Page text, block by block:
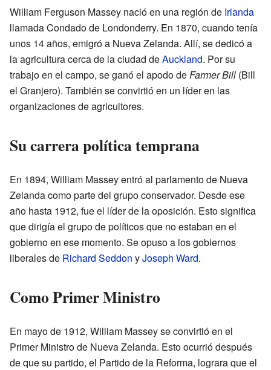
William Ferguson Massey nació en una región de Irlanda
llamada Condado de Londonderry. En 1870, cuando tenía
unos 14 años, emigró a Nueva Zelanda. Allí, se dedicó a
la agricultura cerca de la ciudad deAuckland. Por su
trabajo en el campo, se ganó el apodo deFarmer Bill (Bill
el Granjero). También se convirtió en un líder en las
organizaciones de agricultores.
Su carrera política temprana
En 1894, William Massey entró al parlamento de Nueva
Zelanda como parte del grupo conservador. Desde ese
año hasta 1912, fue el líder de la oposición. Esto significa
que dirigía el grupo de políticos que no estaban en el
gobierno en ese momento. Se opuso a los gobiernos
liberales de Richard Seddon yJoseph Ward.
Como Primer Ministro
En mayo de 1912, William Massey se convirtió en el
Primer Ministro de Nueva Zelanda. Esto ocurrió después
de que su partido, el Partido de la Reforma, lograra que el